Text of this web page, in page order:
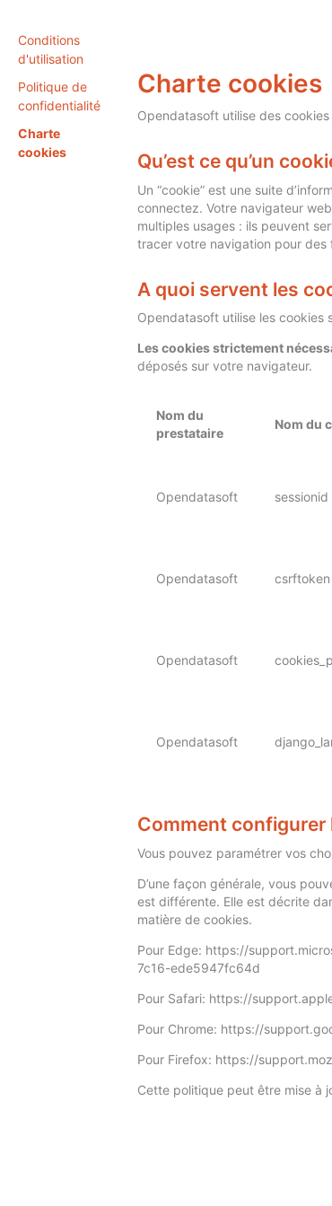
Conditions
d'utilisation
Politique de
confidentialité
Charte
cookies
Charte cookies
Opendatasoft utilise des
Qu’est ce qu’un
Un “cookie” est une suite
connectez. Votre navigateur
multiples usages : ils peuvent
tracer votre navigation pour
A quoi servent les
Opendatasoft utilise les cookies
Les cookies strictement
déposés sur votre navigateur.
Nom du
prestataire
Nom du
Opendatasoft sessionid
Opendatasoft csrftoken
Opendatasoft
Opendatasoft
Comment configurer
Vous pouvez paramétrer vos
D’une façon générale, vous
est différente. Elle est décrite
matière de cookies.
Pour Edge: https://
7c16-ede5947fc64d
Pour Safari: https://
Pour Chrome: https://
Pour Firefox: https://
Cette politique peut être mise à